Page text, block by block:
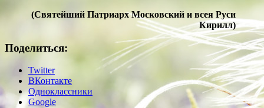
(Святейший Патриарх Московский и всея Руси
Кирилл)
Поделиться:
Twitter
ВКонтакте
Одноклассники
Google